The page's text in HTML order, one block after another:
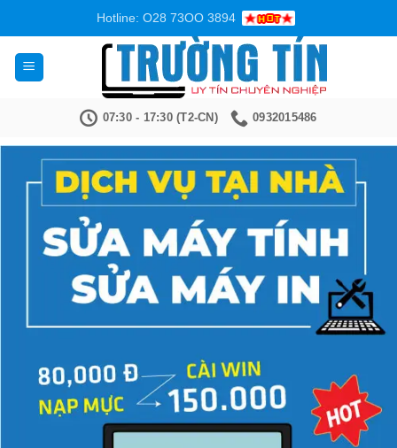
nội
dung
Hotline: O28 73OO 3894
07:30 - 17:30 (T2-CN) 0932015486